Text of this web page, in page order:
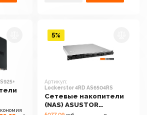
Артикул:
Lockerstor 4RD AS6504RS
Сетевые накопители
(NAS) ASUSTOR
Lockerstor 4RD
5%